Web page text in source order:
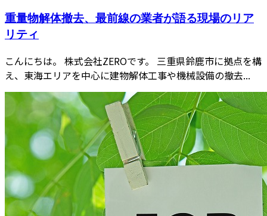
重量物解体撤去、最前線の業者が語る現場のリア
リティ
こんにちは。 株式会社ZEROです。 三重県鈴鹿市に拠点を構
え、東海エリアを中心に建物解体工事や機械設備の撤去...